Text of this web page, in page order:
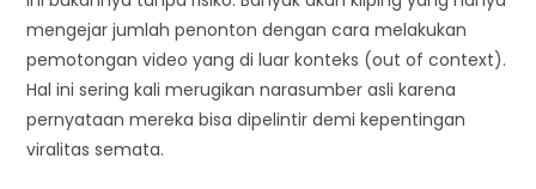
mengejar jumlah penonton dengan cara melakukan
pemotongan video yang di luar konteks (out of context).
Hal ini sering kali merugikan narasumber asli karena
pernyataan mereka bisa dipelintir demi kepentingan
viralitas semata.